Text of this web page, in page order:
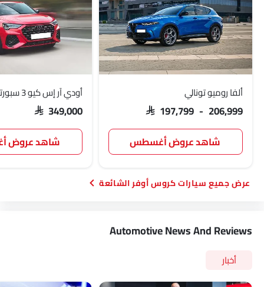
ألفا روميو تونالي
SAR 197,799 - 206,999
شاهد عروض أغسطس
أودي آر إس كيو 3 سبورتباك
SAR 349,000
شاهد عروض
سيارات كروس أوفر الشائعة
Automotive News And Reviews
أخبار